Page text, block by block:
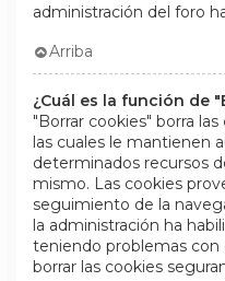
administración del foro
Arriba
¿Cuál es la función de
"Borrar cookies" borra
las cuales le mantienen
determinados recursos
mismo. Las cookies
seguimiento de la
la administración ha
teniendo problemas con
borrar las cookies